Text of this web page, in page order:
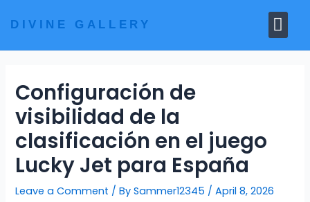
DIVINE GALLERY
Configuración de
visibilidad de la
clasificación en el juego
Lucky Jet para España
Leave a Comment / BySammer12345 /April 8, 2026